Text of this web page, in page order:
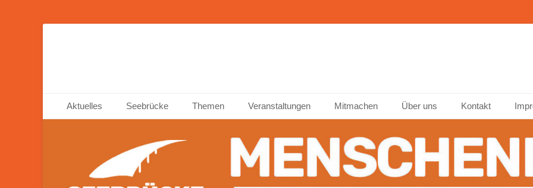
Primäres Menü
Inhalt
Aktuelles Seebrücke Themen Veranstaltungen Mitmachen Über uns Kontakt